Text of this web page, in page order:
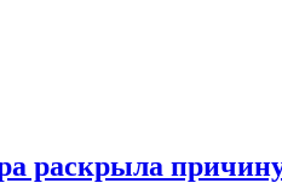
раскрыла причину